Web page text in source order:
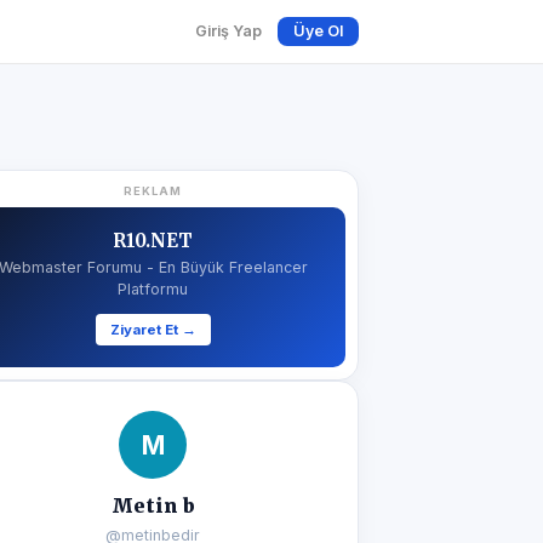
Giriş Yap Üye Ol
REKLAM
R10.NET
Forumu - En Büyük Freelancer
Platformu
Ziyaret Et →
M
Metin b
@metinbedir